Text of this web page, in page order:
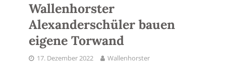
Wallenhorster
Alexanderschüler bauen
eigene Torwand
17. Dezember 2022
Wallenhorster